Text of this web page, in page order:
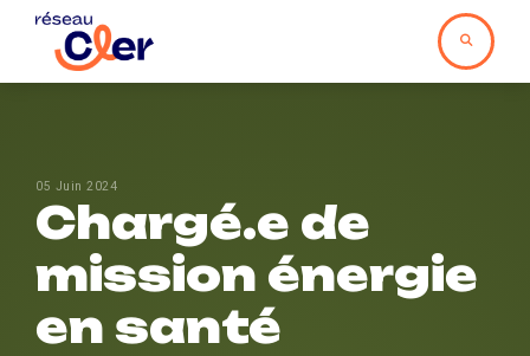
05 Juin 2024
Chargé.e de
mission énergie
en santé